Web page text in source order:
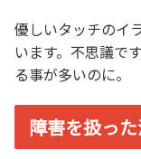
優しいタッチのイ
います。不思議で
る事が多いのに。
障害を扱っ